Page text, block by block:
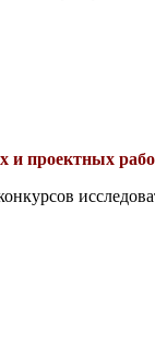
и проектных